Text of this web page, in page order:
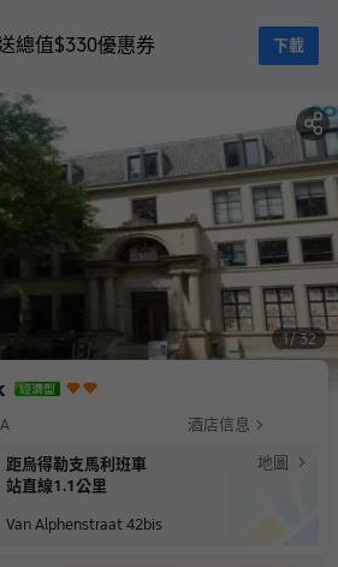
總值$330優惠券 下載
1 32
酒店信息
距烏得勒支馬利班車
站直線1.1公里
地圖
Van Alphenstraat 42bis